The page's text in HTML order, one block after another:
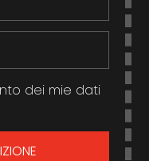
dei mie dati